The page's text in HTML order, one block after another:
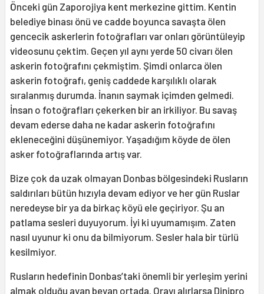
Önceki gün Zaporojiya kent merkezine gittim. Kentin
belediye binası önü ve cadde boyunca savaşta ölen
gencecik askerlerin fotoğrafları var onları görüntüleyip
videosunu çektim. Geçen yıl aynı yerde 50 civarı ölen
askerin fotoğrafını çekmiştim. Şimdi onlarca ölen
askerin fotoğrafı, geniş caddede karşılıklı olarak
sıralanmış durumda. İnanın saymak içimden gelmedi.
İnsan o fotoğrafları çekerken bir an irkiliyor. Bu savaş
devam ederse daha ne kadar askerin fotoğrafını
ekleneceğini düşünemiyor. Yaşadığım köyde de ölen
asker fotoğraflarında artış var.
Bize çok da uzak olmayan Donbas bölgesindeki Rusların
saldırıları bütün hızıyla devam ediyor ve her gün Ruslar
neredeyse bir ya da birkaç köyü ele geçiriyor. Şu an
patlama sesleri duyuyorum. İyi ki uyumamışım. Zaten
nasıl uyunur ki onu da bilmiyorum. Sesler hala bir türlü
kesilmiyor.
Rusların hedefinin Donbas’taki önemli bir yerleşim yerini
almak olduğu ayan beyan ortada. Orayı alırlarsa Dinipro